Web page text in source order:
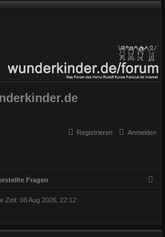
Anmelden
Registrieren
Fragen
Zeit: 06 Aug 2026, 22:12